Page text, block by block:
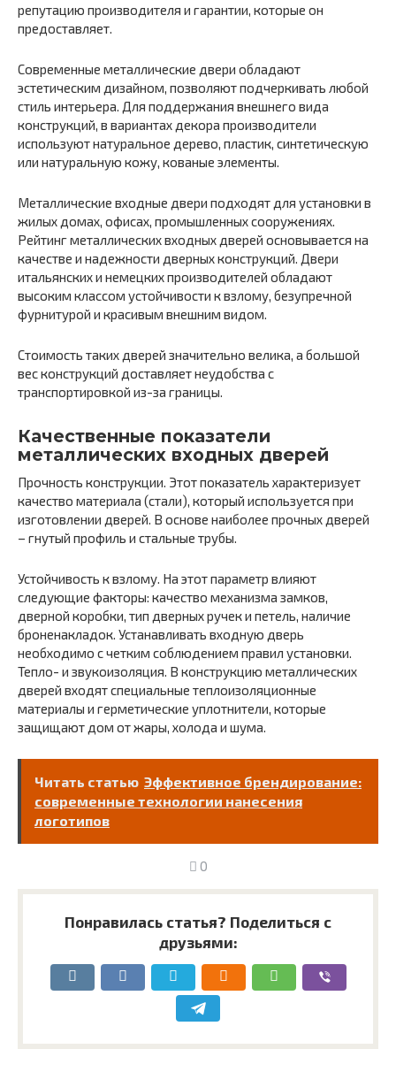
репутацию производителя и гарантии, которые он
предоставляет.
Современные металлические двери обладают
эстетическим дизайном, позволяют подчеркивать любой
стиль интерьера. Для поддержания внешнего вида
конструкций, в вариантах декора производители
используют натуральное дерево, пластик, синтетическую
или натуральную кожу, кованые элементы.
Металлические входные двери подходят для установки в
жилых домах, офисах, промышленных сооружениях.
Рейтинг металлических входных дверей основывается на
качестве и надежности дверных конструкций. Двери
итальянских и немецких производителей обладают
высоким классом устойчивости к взлому, безупречной
фурнитурой и красивым внешним видом.
Стоимость таких дверей значительно велика, а большой
вес конструкций доставляет неудобства с
транспортировкой из-за границы.
Качественные показатели
металлических входных дверей
Прочность конструкции. Этот показатель характеризует
качество материала (стали), который используется при
изготовлении дверей. В основе наиболее прочных дверей
– гнутый профиль и стальные трубы.
Устойчивость к взлому. На этот параметр влияют
следующие факторы: качество механизма замков,
дверной коробки, тип дверных ручек и петель, наличие
броненакладок. Устанавливать входную дверь
необходимо с четким соблюдением правил установки.
Тепло- и звукоизоляция. В конструкцию металлических
дверей входят специальные теплоизоляционные
материалы и герметические уплотнители, которые
защищают дом от жары, холода и шума.
Читать статью Эффективное брендирование:
современные технологии нанесения
логотипов
0
Понравилась статья? Поделиться с
друзьями: